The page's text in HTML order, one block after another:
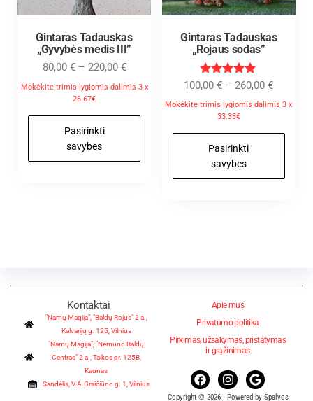
Gintaras Tadauskas
„Gyvybės medis III”
80,00 € – 220,00 €
Mokėkite trimis lygiomis dalimis 3 x
26.67€
Pasirinkti
savybes
Gintaras Tadauskas
„Rojaus sodas”
Įvertinimas
5.00
iš 5
100,00€ – 260,00€
Mokėkite trimis lygiomis dalimis 3 x
33.33€
Pasirinkti
savybes
Kontaktai
"Namų Magija", "Baldų Rojus" 2 a.,
Kalvarijų g. 125, Vilnius
"Namų Magija", "Nemuno Baldų
Centras" 2 a., Taikos pr. 125B,
Kaunas
Sandėlis, V.A.Graičiūno g. 1, Vilnius
Apie mus
Privatumo politika
Pirkimas, užsakymas, pristatymas
ir grąžinimas
Copyright © 2026 | Powered by Spalvos